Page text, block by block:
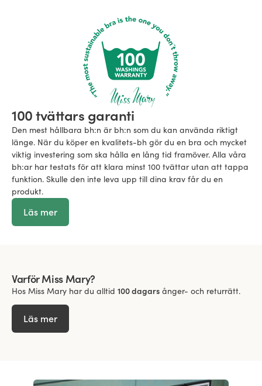
100 tvättars garanti
Den mest hållbara bh:n är bh:n som du kan använda riktigt
länge. När du köper en kvalitets-bh gör du en bra och mycket
viktig investering som ska hålla en lång tid framöver. Alla våra
bh:ar har testats för att klara minst 100 tvättar utan att tappa
funktion. Skulle den inte leva upp till dina krav får du en
produkt.
Läs mer
Varför Miss Mary?
Hos Miss Mary har du alltid 100 dagars ånger- och returrätt.
Läs mer